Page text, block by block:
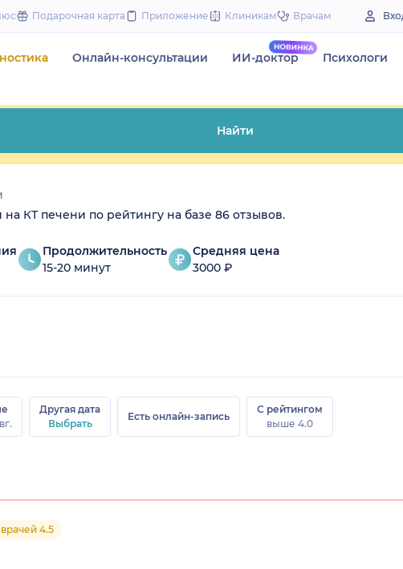
to
Подарочная карта Приложение Клиникам Врачам
Онлайн-консультации ИИ-доктор Психологи
Найти
КТ печени по рейтингу на базе 86 отзывов.
Продолжительность
15-20 минут
Средняя цена
3000 ₽
Другая дата
Выбрать
Есть онлайн-запись
С рейтингом
выше 4.0
4.5